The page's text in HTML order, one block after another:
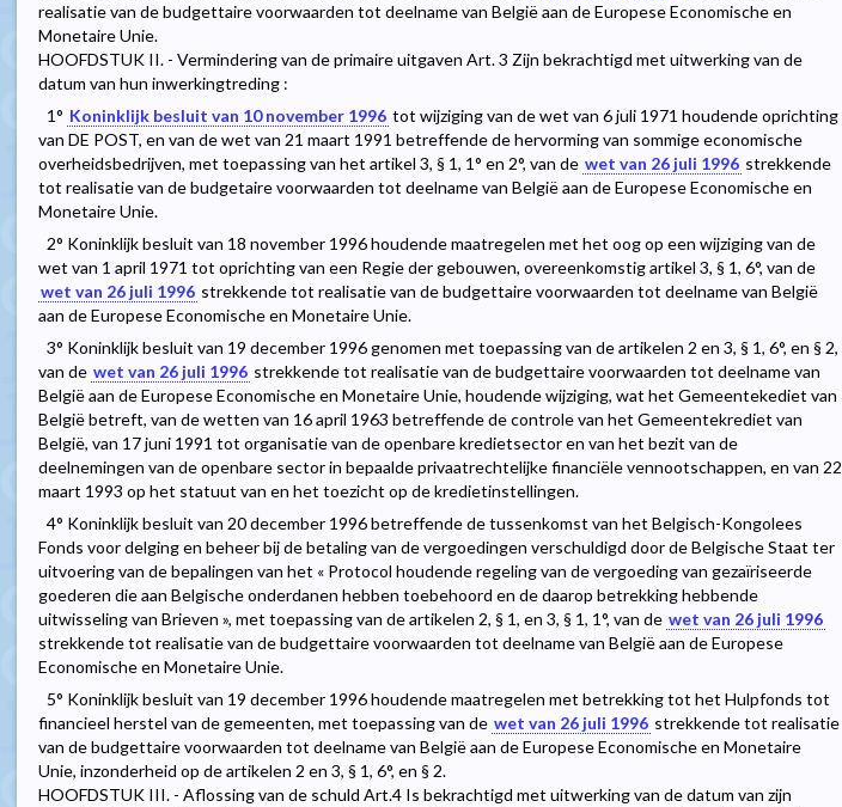
realisatie van de budgettaire voorwaarden tot deelname van België aan de Europese Economische en
Monetaire Unie.
HOOFDSTUK II. - Vermindering van de primaire uitgaven Art. 3 Zijn bekrachtigd met uitwerking van de
datum van hun inwerkingtreding :
1° Koninklijk besluit van 10 november 1996 tot wijziging van de wet van 6 juli 1971 houdende oprichting
van DE POST, en van de wet van 21 maart 1991 betreffende de hervorming van sommige economische
overheidsbedrijven, met toepassing van het artikel 3, § 1, 1° en 2°, van de wet van 26 juli 1996 strekkende
tot realisatie van de budgetaire voorwaarden tot deelname van België aan de Europese Economische en
Monetaire Unie.
2° Koninklijk besluit van 18 november 1996 houdende maatregelen met het oog op een wijziging van de
wet van 1 april 1971 tot oprichting van een Regie der gebouwen, overeenkomstig artikel 3, § 1, 6°, van de
wet van 26 juli 1996 strekkende tot realisatie van de budgettaire voorwaarden tot deelname van België
aan de Europese Economische en Monetaire Unie.
3° Koninklijk besluit van 19 december 1996 genomen met toepassing van de artikelen 2 en 3, § 1, 6°, en § 2,
van de wet van 26 juli 1996 strekkende tot realisatie van de budgettaire voorwaarden tot deelname van
België aan de Europese Economische en Monetaire Unie, houdende wijziging, wat het Gemeentekediet van
België betreft, van de wetten van 16 april 1963 betreffende de controle van het Gemeentekrediet van
België, van 17 juni 1991 tot organisatie van de openbare kredietsector en van het bezit van de
deelnemingen van de openbare sector in bepaalde privaatrechtelijke financiële vennootschappen, en van 22
maart 1993 op het statuut van en het toezicht op de kredietinstellingen.
4° Koninklijk besluit van 20 december 1996 betreffende de tussenkomst van het Belgisch-Kongolees
Fonds voor delging en beheer bij de betaling van de vergoedingen verschuldigd door de Belgische Staat ter
uitvoering van de bepalingen van het « Protocol houdende regeling van de vergoeding van gezaïriseerde
goederen die aan Belgische onderdanen hebben toebehoord en de daarop betrekking hebbende
uitwisseling van Brieven », met toepassing van de artikelen 2, § 1, en 3, § 1, 1°, van de wet van 26 juli 1996
strekkende tot realisatie van de budgettaire voorwaarden tot deelname van België aan de Europese
Economische en Monetaire Unie.
5° Koninklijk besluit van 19 december 1996 houdende maatregelen met betrekking tot het Hulpfonds tot
financieel herstel van de gemeenten, met toepassing van de wet van 26 juli 1996 strekkende tot realisatie
van de budgettaire voorwaarden tot deelname van België aan de Europese Economische en Monetaire
Unie, inzonderheid op de artikelen 2 en 3, § 1, 6°, en § 2.
HOOFDSTUK III. - Aflossing van de schuld Art.4 Is bekrachtigd met uitwerking van de datum van zijn